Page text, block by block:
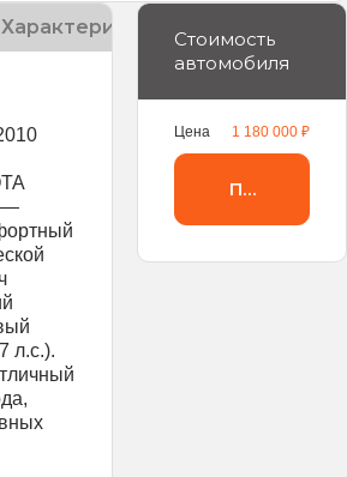
Характеристики
—
л.с.).
Стоимость
автомобиля
Цена 1 180 000 ₽
Получить